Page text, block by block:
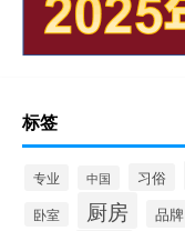
标签
专业 中国 习俗
卧室 厨房 品牌